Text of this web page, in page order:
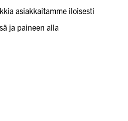
asiakkaitamme iloisesti
ja paineen alla